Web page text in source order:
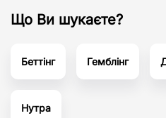
Що Ви шукаєте?
Беттінг Гемблінг
Нутра